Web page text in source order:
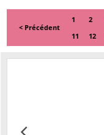
< Précédent
1 2
11
12